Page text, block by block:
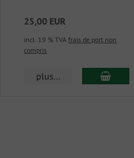
25,00 EUR
incl. 19 % TVAfrais de port non
compris
plus...